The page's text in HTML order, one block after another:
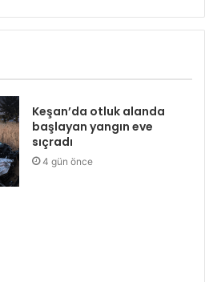
Keşan’da otluk alanda
başlayan yangın eve
sıçradı
4 gün önce